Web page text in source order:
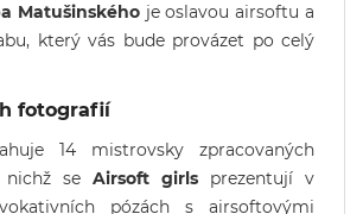
Matušinskéhoje oslavou airsoftu a
který vás bude provázet po celý
fotografií
14 mistrovsky zpracovaných
se Airsoft girls prezentují v
pózách s airsoftovými